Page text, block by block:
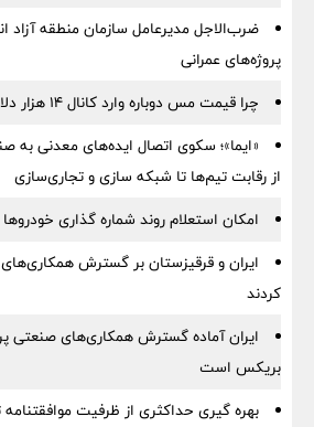
ضرب‌الاجل مدیرعامل سازمان منطقه آزاد
پروژه‌های عمرانی
چرا قیمت مس دوباره وارد کانال ۱۴ هزار دلار شد
«ایما»؛ سکوی اتصال ایده‌های معدنی به
از رقابت تیم‌ها تا شبکه سازی و تجاری‌سازی
امکان استعلام روند شماره گذاری
ایران و قرقیزستان بر گسترش
کردند
ایران آماده گسترش همکاری‌های صنعتی
بریکس است
بهره گیری حداکثری از ظرفیت موافقتنامه